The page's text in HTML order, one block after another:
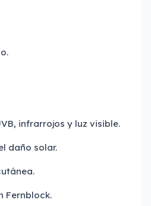
infrarrojos y luz visible.
daño solar.
Fernblock.